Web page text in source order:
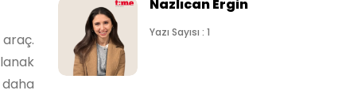
Nazlıcan Ergin
Yazı Sayısı : 1